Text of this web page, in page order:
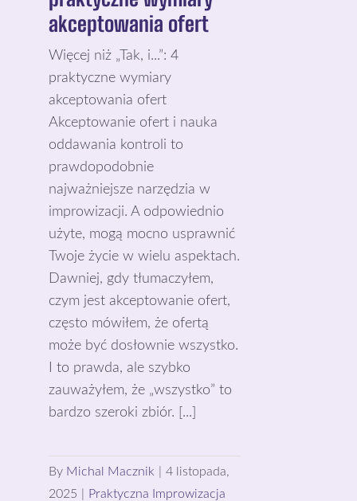
akceptowania ofert
Więcej niż „Tak, i...”: 4
praktyczne wymiary
akceptowania ofert
Akceptowanie ofert i nauka
oddawania kontroli to
prawdopodobnie
najważniejsze narzędzia w
improwizacji. A odpowiednio
użyte, mogą mocno usprawnić
Twoje życie w wielu aspektach.
Dawniej, gdy tłumaczyłem,
czym jest akceptowanie ofert,
często mówiłem, że ofertą
może być dosłownie wszystko.
I to prawda, ale szybko
zauważyłem, że „wszystko” to
bardzo szeroki zbiór. [...]
By Michal Macznik
4 listopada,
2025
Praktyczna Improwizacja